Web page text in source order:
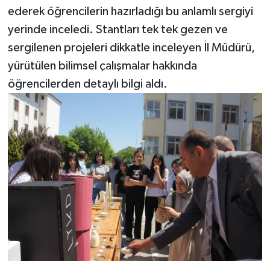
ederek öğrencilerin hazırladığı bu anlamlı sergiyi
yerinde inceledi. Stantları tek tek gezen ve
sergilenen projeleri dikkatle inceleyen İl Müdürü,
yürütülen bilimsel çalışmalar hakkında
öğrencilerden detaylı bilgi aldı.